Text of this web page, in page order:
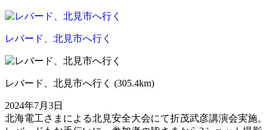
レバード、北見市へ行く
レバード、北見市へ行く (305.4km)
2024年7月3日
北海電工さまによる北見安全大会にて折茂武彦講演会実施。